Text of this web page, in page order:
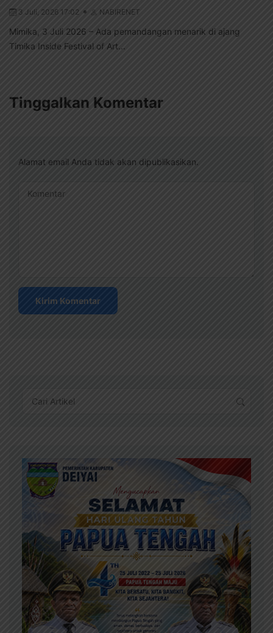
3 Juli, 2026 17:02 NABIRENET
Mimika, 3 Juli 2026 – Ada pemandangan menarik di ajang
Timika Inside Festival of Art...
Tinggalkan Komentar
Alamat email Anda tidak akan dipublikasikan.
Komentar